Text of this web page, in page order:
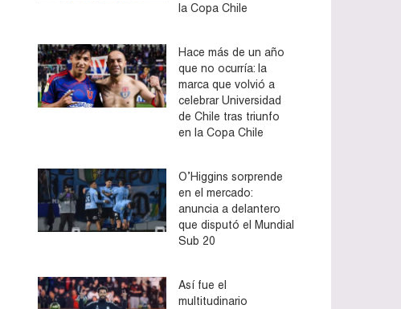
la Copa Chile
Hace más de un año
que no ocurría: la
marca que volvió a
celebrar Universidad
de Chile tras triunfo
en la Copa Chile
O’Higgins sorprende
en el mercado:
anuncia a delantero
que disputó el Mundial
Sub 20
Así fue el
multitudinario